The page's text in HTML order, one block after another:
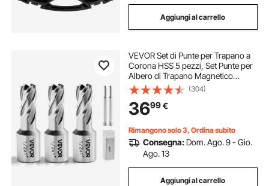
Aggiungi al carrello
VEVOR Set di Punte per Trapano a
Corona HSS 5 pezzi, Set Punte per
Albero di Trapano Magnetico
Diametro di Taglio 25,4 mm con 2
Perni di Centraggio Profondità di
Taglio 25,4 mm Acciaio Rapido
M2AL
(304)
3699€
Rimangono solo 3, Ordina subito
Consegna: Dom. Ago. 9 - Gio.
Ago. 13
Aggiungi al carrello